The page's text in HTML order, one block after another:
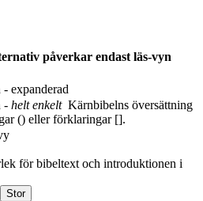
påverkar endast läs-vyn
expanderad
- helt enkelt Kärnbibelns översättning
() eller förklaringar [].
för bibeltext och introduktionen i
Stor